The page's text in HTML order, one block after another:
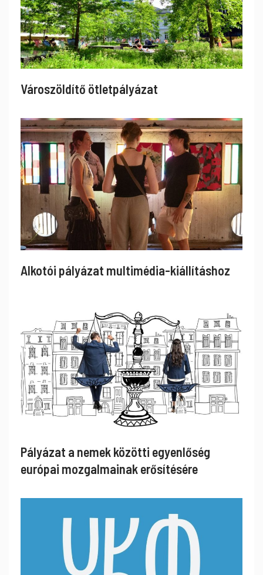
Városzöldítő ötletpályázat
Alkotói pályázat multimédia-kiállításhoz
Pályázat a nemek közötti egyenlőség
európai mozgalmainak erősítésére